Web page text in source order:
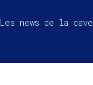
Les news de la cave